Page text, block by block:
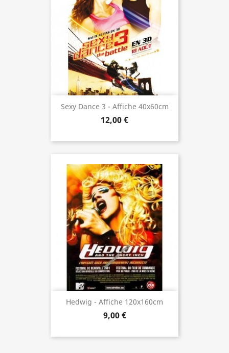
Sexy Dance 3 - Affiche 40x60cm
12,00 €
Hedwig - Affiche 120x160cm
9,00 €